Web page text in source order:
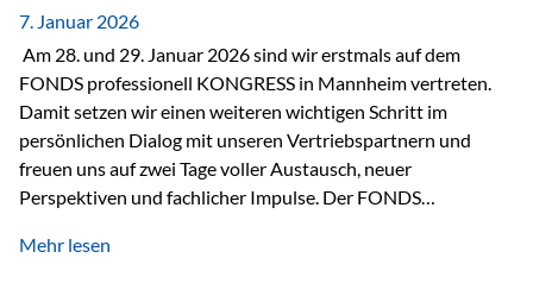
7. Januar 2026
Am 28. und 29. Januar 2026 sind wir erstmals auf dem
FONDS professionell KONGRESS in Mannheim vertreten.
Damit setzen wir einen weiteren wichtigen Schritt im
persönlichen Dialog mit unseren Vertriebspartnern und
freuen uns auf zwei Tage voller Austausch, neuer
Perspektiven und fachlicher Impulse. Der FONDS
Branchentreffen für Finanz- und Versicherungsprofis im
Mehr lesen